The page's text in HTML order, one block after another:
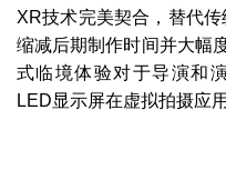
XR技术完美契合，替代
缩减后期制作时间并大幅
式临境体验对于导演和
LED显示屏在虚拟拍摄应